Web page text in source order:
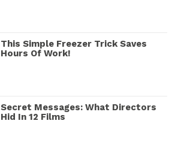
This Simple Freezer Trick Saves
Hours Of Work!
Secret Messages: What Directors
Hid In 12 Films